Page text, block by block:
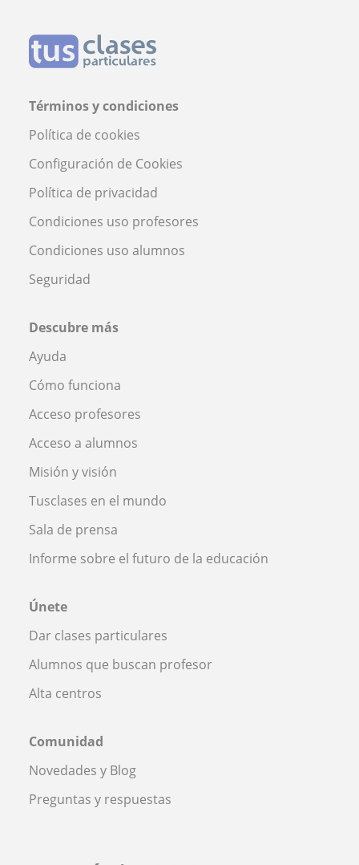
Términos y condiciones
Política de cookies
Configuración de Cookies
Política de privacidad
Condiciones uso profesores
Condiciones uso alumnos
Seguridad
Descubre más
Ayuda
Cómo funciona
Acceso profesores
Acceso a alumnos
Misión y visión
Tusclases en el mundo
Sala de prensa
Informe sobre el futuro de la educación
Únete
Dar clases particulares
Alumnos que buscan profesor
Alta centros
Comunidad
Novedades y Blog
Preguntas y respuestas